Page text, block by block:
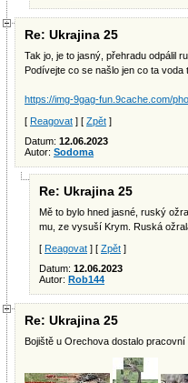
Re: Ukrajina 25
Tak jo, je to jasný, přehradu odpálil
Podívejte co se našlo jen co ta voda
https://img-9gag-fun.9cache.com/
[ Reagovat ] [ Zpět ]
Datum: 12.06.2023
Autor: Sodoma
Re: Ukrajina 25
Mě to bylo hned jasné, ruský
mu, ze vysuší Krym. Ruská
[ Reagovat ] [ Zpět ]
Datum: 12.06.2023
Autor: Rob144
Re: Ukrajina 25
Bojiště u Orechova dostalo pracovní